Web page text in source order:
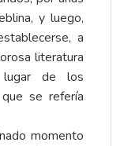
y luego,
a
literatura
de los
se refería
momento